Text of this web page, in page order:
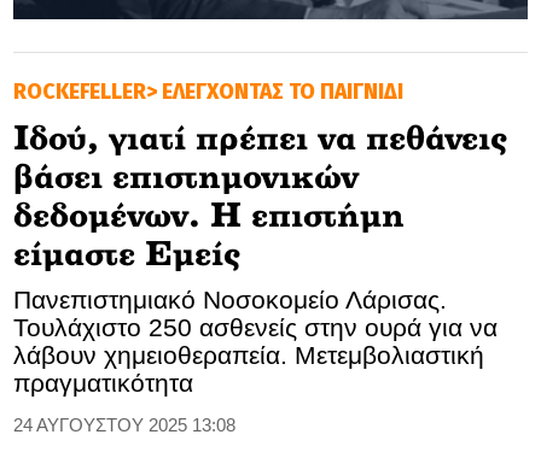
SOOZIE’S FRIENDS
CULTURE
TASTELAND
TECH
HEALTH
MEDIALAND
DRIVE
ROCKEFELLER> EΛΕΓΧΟΝΤΑΣ ΤΟ ΠΑΙΓΝΙΔΙ
Ιδού, γιατί πρέπει να πεθάνεις
βάσει επιστημονικών
δεδομένων. Η επιστήμη
είμαστε Εμείς
Πανεπιστημιακό Νοσοκομείο Λάρισας.
Τουλάχιστο 250 ασθενείς στην ουρά για να
λάβουν χημειοθεραπεία. Μετεμβολιαστική
πραγματικότητα
24 ΑΥΓΟΥΣΤΟΥ 2025 13:08